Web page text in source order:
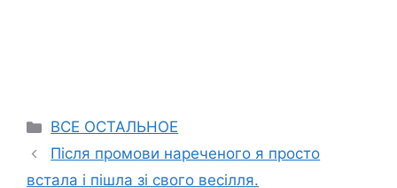
Categories
ВСЕ ОСТАЛЬНОЕ
Після промови нареченого я просто
встала і пішла зі свого весілля.